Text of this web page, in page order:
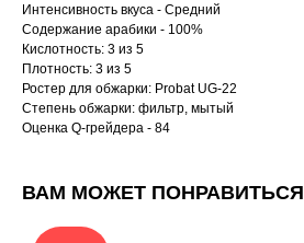
Интенсивность вкуса - Средний
Содержание арабики - 100%
Кислотность: 3 из 5
Плотность: 3 из 5
Ростер для обжарки: Probat UG-22
Cтепень обжарки: фильтр, мытый
Оценка Q-грейдера - 84
ВАМ МОЖЕТ ПОНРАВИТЬСЯ